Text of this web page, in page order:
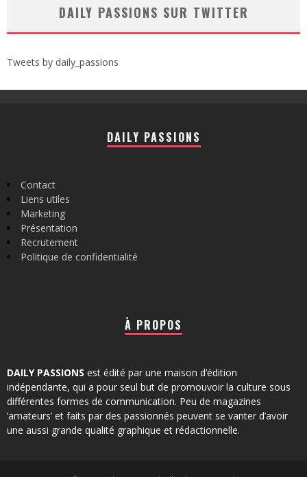
DAILY PASSIONS SUR TWITTER
Tweets by daily_passions
DAILY PASSIONS
Contact
Liens utiles
Marketing
Présentation
Recrutement
Politique de confidentialité
À PROPOS
DAILY PASSIONS est édité par une maison d’édition
indépendante, qui a pour seul but de promouvoir la culture sous
différentes formes de communication. Peu de magazines
‘amateurs’ et faits par des passionnés peuvent se vanter d’avoir
une aussi grande qualité graphique et rédactionnelle.